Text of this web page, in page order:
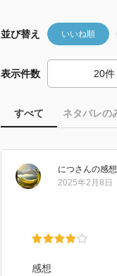
並び替え いいね順
表示件数
すべて ネタバレの
につさんの感想
2025年2月8日
感想